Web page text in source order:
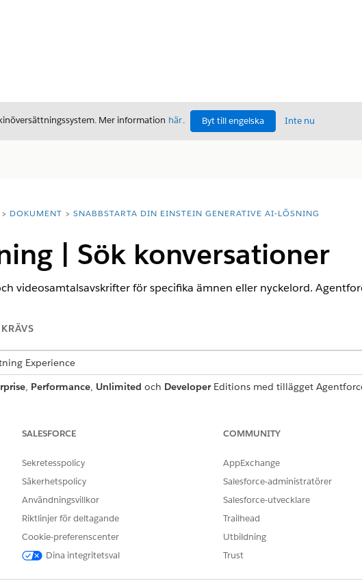
Mer information här. Byt till engelska Inte nu
DOKUMENT SNABBSTARTA DIN EINSTEIN GENERATIVE AI-LÖSNING
| Sök konversationer
videosamtalsavskrifter för specifika ämnen eller nyckelord.
Experience
, Performance, Unlimited och DeveloperEditions med tillägget
agent:
Använd
Använd
för standardagentåtgärder
SALESFORCE
Sekretesspolicy
Säkerhetspolicy
Användningsvillkor
Riktlinjer för deltagande
Cookie-preferenscenter
Dina integritetsval
COMMUNITY
AppExchange
Salesforce-administratörer
Salesforce-utvecklare
Trailhead
Utbildning
Trust